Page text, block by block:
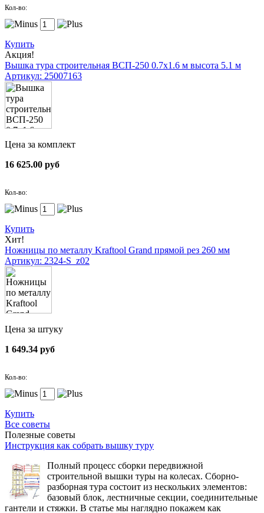
Кол-во:
Купить
Акция!
Вышка тура строительная ВСП-250 0.7х1.6 м высота 5.1 м
Артикул: 25007163
Цена за комплект
16 625.00 руб
Кол-во:
Купить
Хит!
Ножницы по металлу Kraftool Grand прямой рез 260 мм
Артикул: 2324-S_z02
Цена за штуку
1 649.34 руб
Кол-во:
Купить
Все советы
Полезные советы
Инструкция как собрать вышку туру
Полный процесс сборки передвижной
строительной вышки туры на колесах. Сборно-
разборная тура состоит из нескольких элементов:
базовый блок, лестничные секции, соединительные
гантели и стяжки. В статье мы наглядно покажем как